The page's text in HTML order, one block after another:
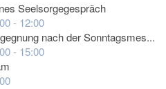
Seelsorgegespräch
- 12:00
nach der Sonntagsmes...
- 15:00